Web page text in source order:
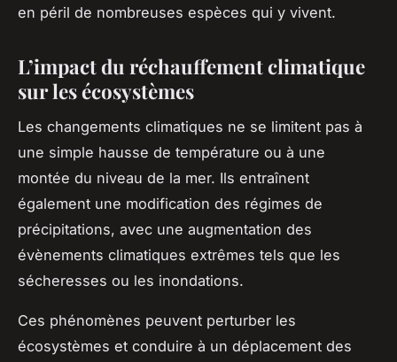
en péril de nombreuses espèces qui y vivent.
L’impact du réchauffement climatique
sur les écosystèmes
Les changements climatiques ne se limitent pas à
une simple hausse de température ou à une
montée du niveau de la mer. Ils entraînent
également une modification des régimes de
précipitations, avec une augmentation des
évènements climatiques extrêmes tels que les
sécheresses ou les inondations.
Ces phénomènes peuvent perturber les
écosystèmes et conduire à un déplacement des